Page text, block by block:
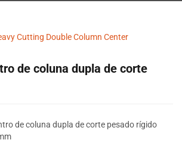
de coluna dupla de corte
de coluna dupla de corte pesado rígido